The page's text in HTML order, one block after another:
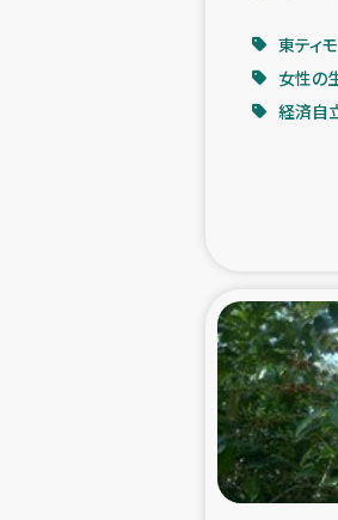
東ティ
女性の
経済自